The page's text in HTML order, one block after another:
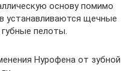
основу помимо
устанавливаются щечные
пелоты.
Нурофена от зубной